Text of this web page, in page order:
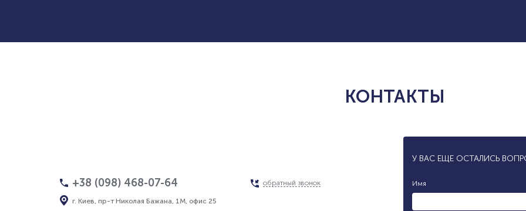
КОНТАКТЫ
+38 (098) 468-07-64
г. Киев, пр-т Николая Бажана, 1М, офис 25
обратный звонок
У ВАС ЕЩЕ ОСТАЛИСЬ
Имя